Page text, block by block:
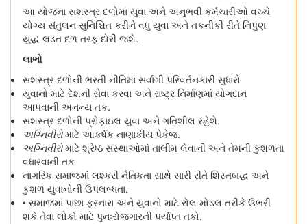
આ યોજના સશસ્ત્ર દળોમાં યુવા અને અનુભવી કર્મચારીઓ વચ્ચે
યોગ્ય સંતુલન સુનિશ્ચિત કરીને વધુ યુવા અને તકનીકી રીતે નિપુણ
યુદ્ધ લડત દળ તરફ દોરી જશે.
લાભો
સશસ્ત્ર દળોની ભરતી નીતિમાં સર્વાંગી પરિવર્તનકારી સુધારો
યુવાનો માટે દેશની સેવા કરવા અને રાષ્ટ્ર નિર્માણમાં યોગદાન
આપવાની અનન્ય તક.
સશસ્ત્ર દળોની પ્રોફાઇલ યુવા અને ગતિશીલ રહેશે.
અગ્નિવીરોમાટે આકર્ષક નાણાકીય પેકેજ.
અગ્નિવીરોમાટે શ્રેષ્ઠ સંસ્થાઓમાં તાલીમ લેવાની અને તેમની કુશળતા
વધારવાની તક
નાગરિક સમાજમાં લશ્કરી નૈતિકતા સાથે સારી રીતે શિસ્તબદ્ધ અને
કુશળ યુવાનોની ઉપલબ્ધતા.
• સમાજમાં પાછા ફરનારા અને યુવાનો માટે રોલ મોડલ તરીકે ઉભરી
શકે તેવા લોકો માટે પુનઃરોજગારની પર્યાપ્ત તકો.